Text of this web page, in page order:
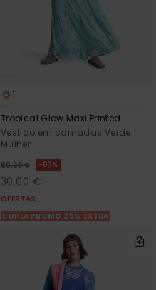
1
Tropical Glow Maxi Printed
Vestido em camadas Verde
Mulher
80,00 € 63%
30,00 €
OFERTAS
DUPLA PROMO 25% EXTRA